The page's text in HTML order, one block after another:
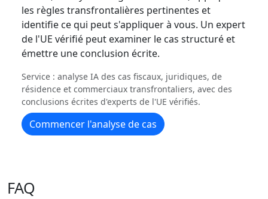
les règles transfrontalières pertinentes et
identifie ce qui peut s'appliquer à vous. Un expert
de l'UE vérifié peut examiner le cas structuré et
émettre une conclusion écrite.
Service : analyse IA des cas fiscaux, juridiques, de
résidence et commerciaux transfrontaliers, avec des
conclusions écrites d'experts de l'UE vérifiés.
Commencer l'analyse de cas
FAQ